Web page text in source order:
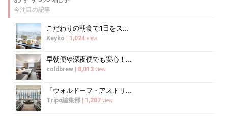
今注目の記事
こだわりの朝食で1日をス...
Keyko 1,024 view
早朝便や深夜便でも安心！...
coldbrew 8,013 view
「ウォルドーフ・アストリ...
Tripα編集部 1,287 view